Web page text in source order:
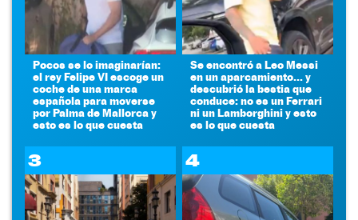
Pocos se lo imaginarían:
el rey Felipe VI escoge un
coche de una marca
española para moverse
por Palma de Mallorca y
esto es lo que cuesta
Se encontró a Leo Messi
en un aparcamiento... y
descubrió la bestia que
conduce: no es un Ferrari
ni un Lamborghini y esto
es lo que cuesta
3 4